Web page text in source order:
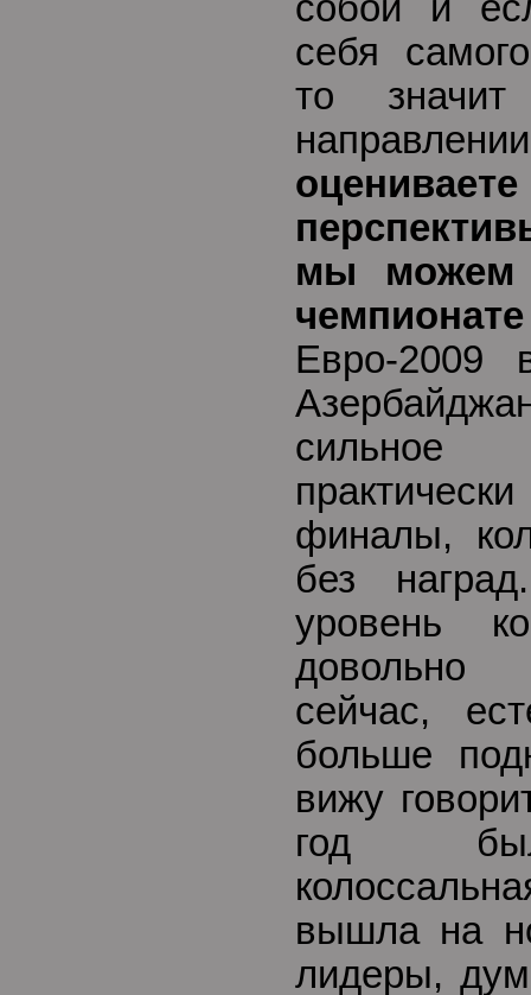
себя
то
мы можем
Евро-2009
сильное
финалы,
без
уровень
довольно
сейчас,
больше
вижу
год
вышла на
лидеры,